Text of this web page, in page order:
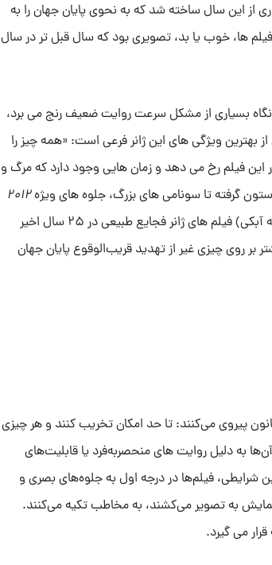
از این سال ساخته شد که به نحوی پایان جهان را به
ها، خوب یا بد، تصویری بود که سال قبل تر در سال
و بامسمای ۲۰۱۲ ، اگر چه از نگاه بسیاری از مشکل سرعت روایت ضعیف رنج می برد،
بهترین ویژگی های این ژانر فرعی است: «همه چیز را
فیلم رخ می دهد و زمان هایی وجود دارد که مرگ و
گرفته تا سونامی های بزرگ، جلوه های ویژه۲۰۱۲
آن را به یکی از بامزه ترین و لذت بخش ترین (اگر چه آبکی) فیلم های ژانر فجایع طبیعی در ۲۵ سال اخیر
بر روی چیزی غیر از تهدید قریب‌الوقوع پایان جهان
پیروی می‌کنند: تا حد امکان تخریب کنند و هر چیزی
به دلیل روایت های منحصربه‌فرد یا قابلیت‌های
شرایطی، فیلم‌ها در درجه اول به جلوه‌های بصری و
به تصویر می‌کشند، به مخاطب تکیه می‌کنند.